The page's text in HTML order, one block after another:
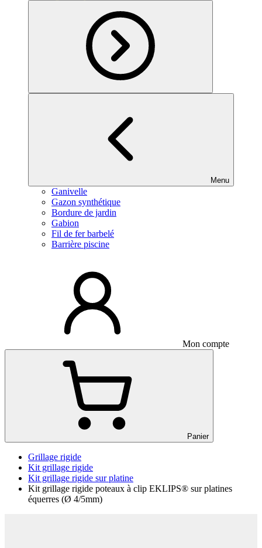
Menu
Ganivelle
Gazon synthétique
Bordure de jardin
Gabion
Fil de fer barbelé
Barrière piscine
Mon compte
Panier
Grillage rigide
Kit grillage rigide
Kit grillage rigide sur platine
Kit grillage rigide poteaux à clip EKLIPS® sur platines
équerres (Ø 4/5mm)